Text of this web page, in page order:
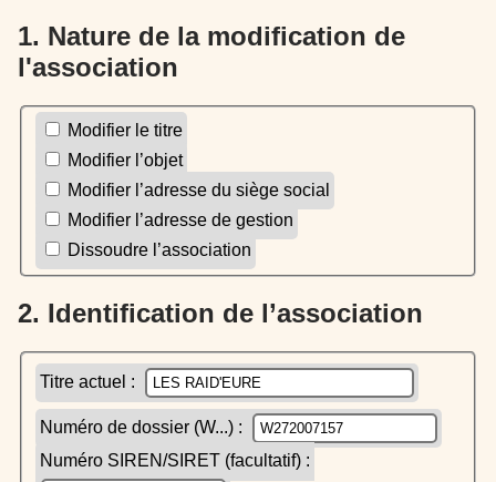
1. Nature de la modification de
l'association
Modifier le titre
Modifier l’objet
Modifier l’adresse du siège social
Modifier l’adresse de gestion
Dissoudre l’association
2. Identification de l’association
Titre actuel :
Numéro de dossier (W...) :
Numéro SIREN/SIRET (facultatif) :